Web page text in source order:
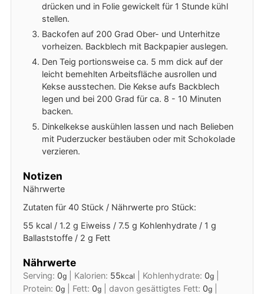
drücken und in Folie gewickelt für 1 Stunde kühl
stellen.
Backofen auf 200 Grad Ober- und Unterhitze
vorheizen. Backblech mit Backpapier auslegen.
Den Teig portionsweise ca. 5 mm dick auf der
leicht bemehlten Arbeitsfläche ausrollen und
Kekse ausstechen. Die Kekse aufs Backblech
legen und bei 200 Grad für ca. 8 - 10 Minuten
backen.
Dinkelkekse auskühlen lassen und nach Belieben
mit Puderzucker bestäuben oder mit Schokolade
verzieren.
Notizen
Nährwerte
Zutaten für 40 Stück / Nährwerte pro Stück:
55 kcal / 1.2 g Eiweiss / 7.5 g Kohlenhydrate / 1 g
Ballaststoffe / 2 g Fett
Nährwerte
Serving: 0g| Kalorien: 55kcal Kohlenhydrate: 0g|
Protein: 0g| Fett: 0g| davon gesättigtes Fett: 0g|